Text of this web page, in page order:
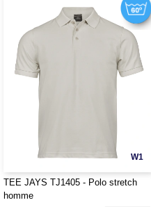
W1
TEE JAYS TJ1405 - Polo stretch
homme